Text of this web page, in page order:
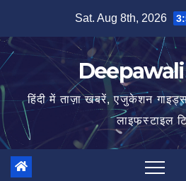
content
Sat. Aug 8th, 2026
हिंदी में ताज़ा खबरें, एजुकेशन
लाइफस्टाइल